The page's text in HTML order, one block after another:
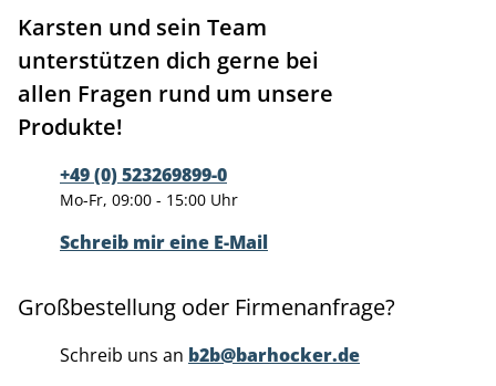
Karsten und sein Team
unterstützen dich gerne bei
allen Fragen rund um unsere
Produkte!
+49 (0) 523269899-0
Mo-Fr, 09:00 - 15:00 Uhr
Schreib mir eine E-Mail
Großbestellung oder Firmenanfrage?
Schreib uns an b2b@barhocker.de